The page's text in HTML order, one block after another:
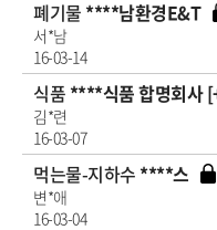
폐기물 ****남환경E&T
서*남
16-03-14
식품 ****식품 합명회사
김*련
16-03-07
먹는물-지하수 ****스
변*애
16-03-04